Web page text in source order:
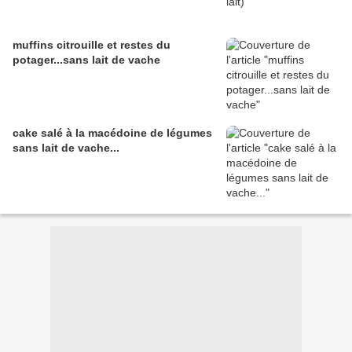
muffins citrouille et restes du
potager...sans lait de vache
cake salé à la macédoine de légumes
sans lait de vache...